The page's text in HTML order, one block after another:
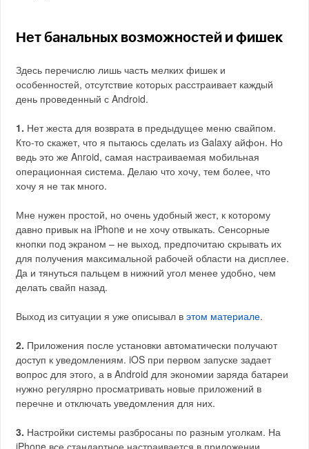
Нет банальных возможностей и фишек
Здесь перечислю лишь часть мелких фишек и
особенностей, отсутствие которых расстраивает каждый
день проведенный с Android.
1. Нет жеста для возврата в предыдущее меню свайпом.
Кто-то скажет, что я пытаюсь сделать из Galaxy айфон. Но
ведь это же Anroid, самая настраиваемая мобильная
операционная система. Делаю что хочу, тем более, что
хочу я не так много.
Мне нужен простой, но очень удобный жест, к которому
давно привык на iPhone и не хочу отвыкать. Сенсорные
кнопки под экраном – не выход, предпочитаю скрывать их
для получения максимальной рабочей области на дисплее.
Да и тянуться пальцем в нижний угол менее удобно, чем
делать свайп назад.
Выход из ситуации я уже описывал вэтом материале.
2. Приложения после установки автоматически получают
доступ к уведомлениям. iOS при первом запуске задает
вопрос для этого, а в Android для экономии заряда батареи
нужно регулярно просматривать новые приложений в
перечне и отключать уведомления для них.
3. Настройки системы разбросаны по разным уголкам. На
iPhone все стандартное настраивается в приложении